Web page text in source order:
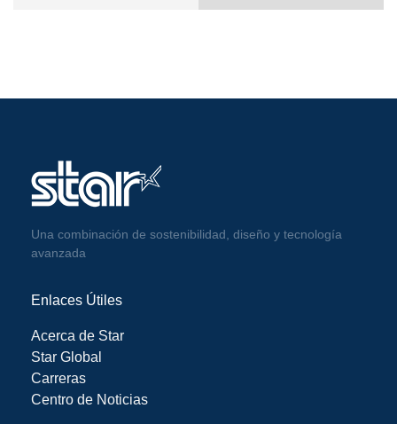
Una combinación de sostenibilidad, diseño y tecnología
avanzada
Enlaces Útiles
Acerca de Star
Star Global
Carreras
Centro de Noticias